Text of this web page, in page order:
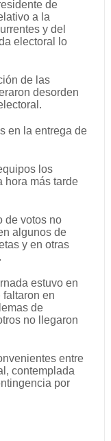
de
a la
y del
electoral lo
de las
desorden
en la entrega de
los
hora más tarde
de votos no
algunos de
y en otras
estuvo en
en
de
no llegaron
entre
contemplada
por